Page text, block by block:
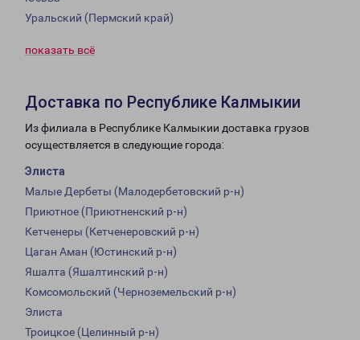
Уральский (Пермский край)
показать всё
Доставка по Республике Калмыкии
Из филиала в Республике Калмыкии доставка грузов
осуществляется в следующие города:
Элиста
Малые Дербеты (Малодербетовский р-н)
Приютное (Приютненский р-н)
Кетченеры (Кетченеровский р-н)
Цаган Аман (Юстинский р-н)
Яшалта (Яшалтинский р-н)
Комсомольский (Черноземельский р-н)
Элиста
Троицкое (Целинный р-н)